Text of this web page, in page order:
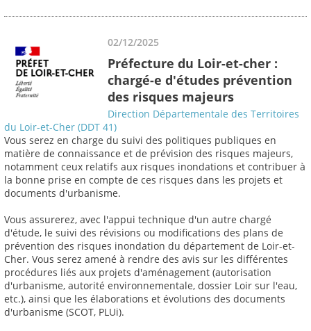
02/12/2025
Préfecture du Loir-et-cher :
chargé-e d'études prévention
des risques majeurs
Direction Départementale des Territoires
du Loir-et-Cher (DDT 41)
Vous serez en charge du suivi des politiques publiques en
matière de connaissance et de prévision des risques majeurs,
notamment ceux relatifs aux risques inondations et contribuer à
la bonne prise en compte de ces risques dans les projets et
documents d'urbanisme.
Vous assurerez, avec l'appui technique d'un autre chargé
d'étude, le suivi des révisions ou modifications des plans de
prévention des risques inondation du département de Loir-et-
Cher. Vous serez amené à rendre des avis sur les différentes
procédures liés aux projets d'aménagement (autorisation
d'urbanisme, autorité environnementale, dossier Loir sur l'eau,
etc.), ainsi que les élaborations et évolutions des documents
d'urbanisme (SCOT, PLUi).